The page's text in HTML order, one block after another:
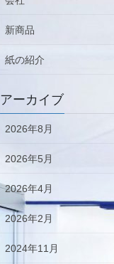
新商品
紙の紹介
アーカイブ
2026年8月
2026年5月
2026年4月
2026年2月
2024年11月